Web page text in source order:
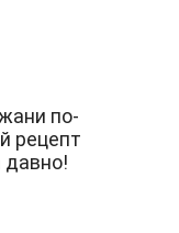
по-
рецепт
давно!